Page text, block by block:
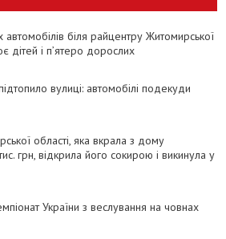
автомобілів біля райцентру Житомирської
дітей і пʼятеро дорослих
вулиці: автомобілі подекуди
області, яка вкрала з дому
грн, відкрила його сокирою і викинула у
України з веслування на човнах